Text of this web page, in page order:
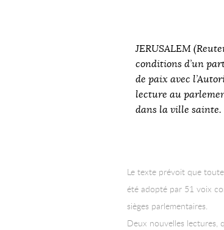
JERUSALEM
conditions d’un
de paix avec
lecture au
dans la ville sainte.
Le texte prévoit que
été adopté par 51 voix
sièges parlementaires.
Deux nouvelles lectures,